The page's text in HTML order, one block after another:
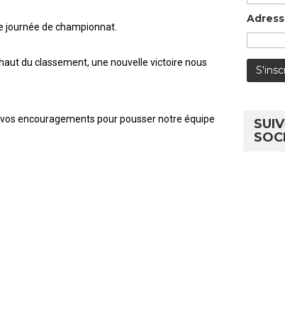
journée de championnat.
du classement, une nouvelle victoire nous
encouragements pour pousser notre équipe